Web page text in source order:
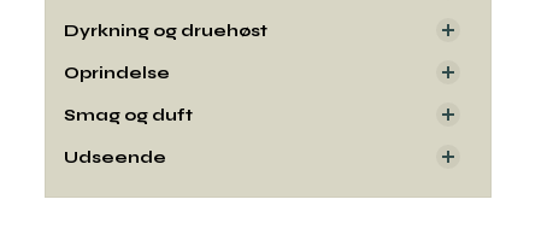
Dyrkning og druehøst
Oprindelse
Smag og duft
Udseende